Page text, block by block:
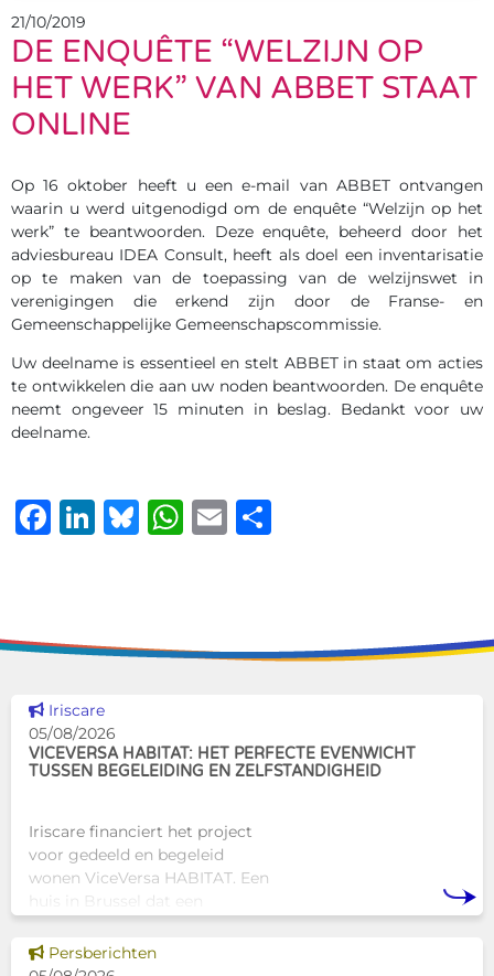
21/10/2019
DE ENQUÊTE “WELZIJN OP
HET WERK” VAN ABBET STAAT
ONLINE
Op 16 oktober heeft u een e-mail van ABBET ontvangen
waarin u werd uitgenodigd om de enquête “Welzijn op het
werk” te beantwoorden. Deze enquête, beheerd door het
adviesbureau IDEA Consult, heeft als doel een inventarisatie
op te maken van de toepassing van de welzijnswet in
verenigingen die erkend zijn door de Franse- en
Gemeenschappelijke Gemeenschapscommissie.
Uw deelname is essentieel en stelt ABBET in staat om acties
te ontwikkelen die aan uw noden beantwoorden. De enquête
neemt ongeveer 15 minuten in beslag. Bedankt voor uw
deelname.
Facebook
LinkedIn
Bluesky
WhatsApp
Email
Dit nieuws tonen
Iriscare
05/08/2026
VICEVERSA HABITAT: HET PERFECTE EVENWICHT
TUSSEN BEGELEIDING EN ZELFSTANDIGHEID
Iriscare financiert het project
voor gedeeld en begeleid
wonen ViceVersa HABITAT. Een
huis in Brussel dat een
alternatief biedt voor de
traditionele
Dit nieuws tonen
Persberichten